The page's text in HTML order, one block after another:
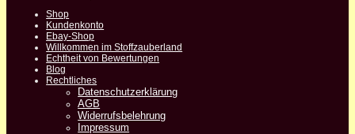
Shop
Kundenkonto
Ebay-Shop
Willkommen im Stoffzauberland
Echtheit von Bewertungen
Blog
Rechtliches
Datenschutzerklärung
AGB
Widerrufsbelehrung
Impressum